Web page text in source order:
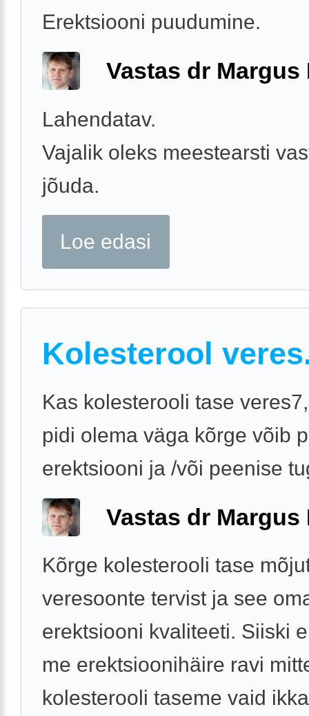
Erektsiooni puudumine.
Vastas dr Margus
Lahendatav.
Vajalik oleks meestearsti
jõuda.
Loe edasi
Kolesterool
Kas kolesterooli tase
pidi olema väga kõrge võib
erektsiooni ja /või peenise
Vastas dr Margus
Kõrge kolesterooli tase
veresoonte tervist ja see
erektsiooni kvaliteeti. Siiski
me erektsioonihäire ravi
kolesterooli taseme vaid ikka